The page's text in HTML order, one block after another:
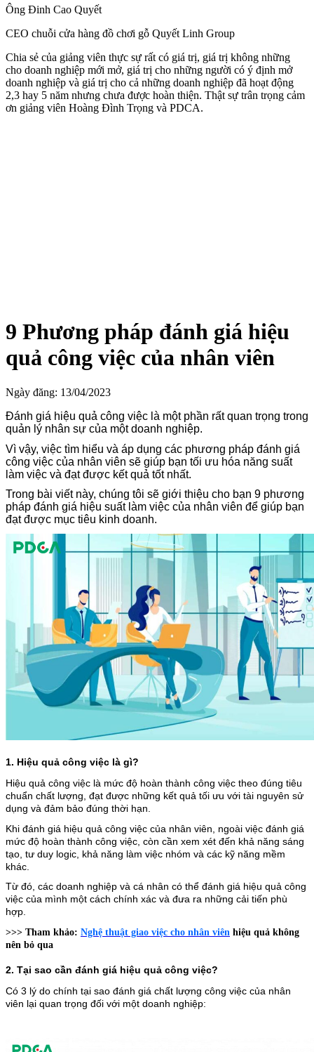
Ông Đinh Cao Quyết
CEO chuỗi cửa hàng đồ chơi gỗ Quyết Linh Group
Chia sẻ của giảng viên thực sự rất có giá trị, giá trị không những
cho doanh nghiệp mới mở, giá trị cho những người có ý định mở
doanh nghiệp và giá trị cho cả những doanh nghiệp đã hoạt động
2,3 hay 5 năm nhưng chưa được hoàn thiện. Thật sự trân trọng cảm
ơn giảng viên Hoàng Đình Trọng và PDCA.
9 Phương pháp đánh giá hiệu
quả công việc của nhân viên
Ngày đăng: 13/04/2023
Đánh giá hiệu quả công việc là một phần rất quan trọng trong
quản lý nhân sự của một doanh nghiệp.
Vì vậy, việc tìm hiểu và áp dụng các phương pháp đánh giá
công việc của nhân viên sẽ giúp bạn tối ưu hóa năng suất
làm việc và đạt được kết quả tốt nhất.
Trong bài viết này, chúng tôi sẽ giới thiệu cho bạn 9 phương
pháp đánh giá hiệu suất làm việc của nhân viên để giúp bạn
đạt được mục tiêu kinh doanh.
1. Hiệu quả công việc là gì?
Hiệu quả công việc là mức độ hoàn thành công việc theo đúng tiêu
chuẩn chất lượng, đạt được những kết quả tối ưu với tài nguyên sử
dụng và đảm bảo đúng thời hạn.
Khi đánh giá hiệu quả công việc của nhân viên, ngoài việc đánh giá
mức độ hoàn thành công việc, còn cần xem xét đến khả năng sáng
tạo, tư duy logic, khả năng làm việc nhóm và các kỹ năng mềm
khác.
Từ đó, các doanh nghiệp và cá nhân có thể đánh giá hiệu quả công
việc của mình một cách chính xác và đưa ra những cải tiến phù
hợp.
>>> Tham khảo: Nghệ thuật giao việc cho nhân viên hiệu quả không
nên bỏ qua
2. Tại sao cần đánh giá hiệu quả công việc?
Có 3 lý do chính tại sao đánh giá chất lượng công việc của nhân
viên lại quan trọng đối với một doanh nghiệp: